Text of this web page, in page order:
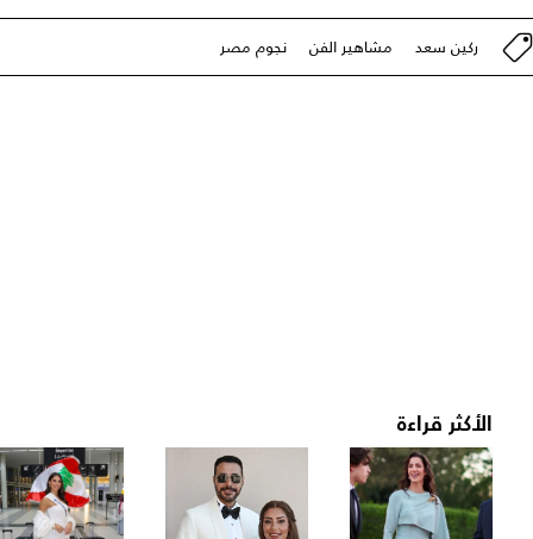
ركين سعد مشاهير الفن نجوم مصر
الأكثر قراءة